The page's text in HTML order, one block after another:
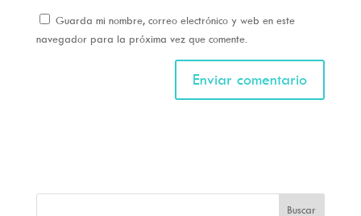
Guarda mi nombre, correo electrónico y web en este
navegador para la próxima vez que comente.